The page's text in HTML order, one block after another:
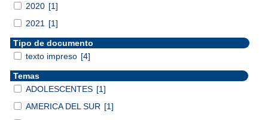
2020 [1]
2021
[1]
Tipo de documento
texto impreso [4]
Temas
ADOLESCENTES [1]
AMERICA DEL SUR [1]